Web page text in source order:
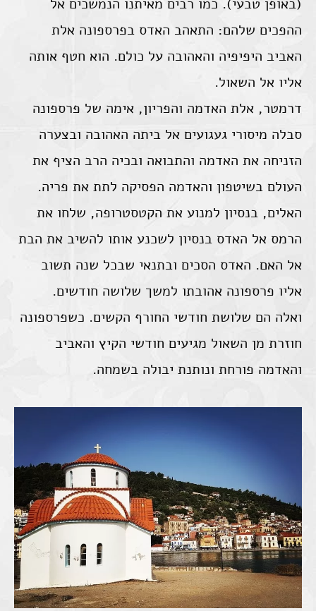
ההפכים שלהם: התאהב האדס בפרספונה אלת
האביב היפיפיה והאהובה על כולם. הוא חטף אותה
אליו אל השאול.
דרמטר, אלת האדמה והפריון, אימה של פרספונה
סבלה מיסורי געגועים אל ביתה האהובה ובצערה
הזניחה את האדמה והתבואה ובכיה הרב הציף את
העולם בשיטפון והאדמה הפסיקה לתת את פריה.
האלים, בנסיון למנוע את הקטסטרופה, שלחו את
הרמס אל האדס בנסיון לשכנע אותו להשיב את הבת
אל האם. האדס הסכים ובתנאי שבכל שנה תשוב
אליו פרספונה אהובתו למשך שלושה חודשים.
ואלה הם שלושת חודשי החורף הקשים. כשפרספונה
חוזרת מן השאול מגיעים חודשי הקיץ והאביב
והאדמה פורחת ונותנת יבולה בשמחה.